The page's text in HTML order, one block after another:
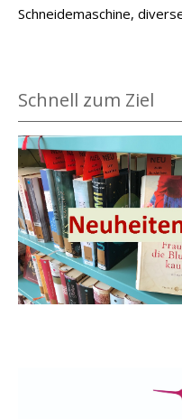
Schneidemaschine,
Schnell zum Ziel